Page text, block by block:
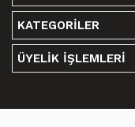
KATEGORİLER
ÜYELİK İŞLEMLERİ